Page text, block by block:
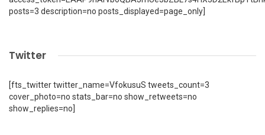
posts=3 description=no posts_displayed=page_only]
Twitter
[fts_twitter twitter_name=VfokusuS tweets_count=3
cover_photo=no stats_bar=no show_retweets=no
show_replies=no]